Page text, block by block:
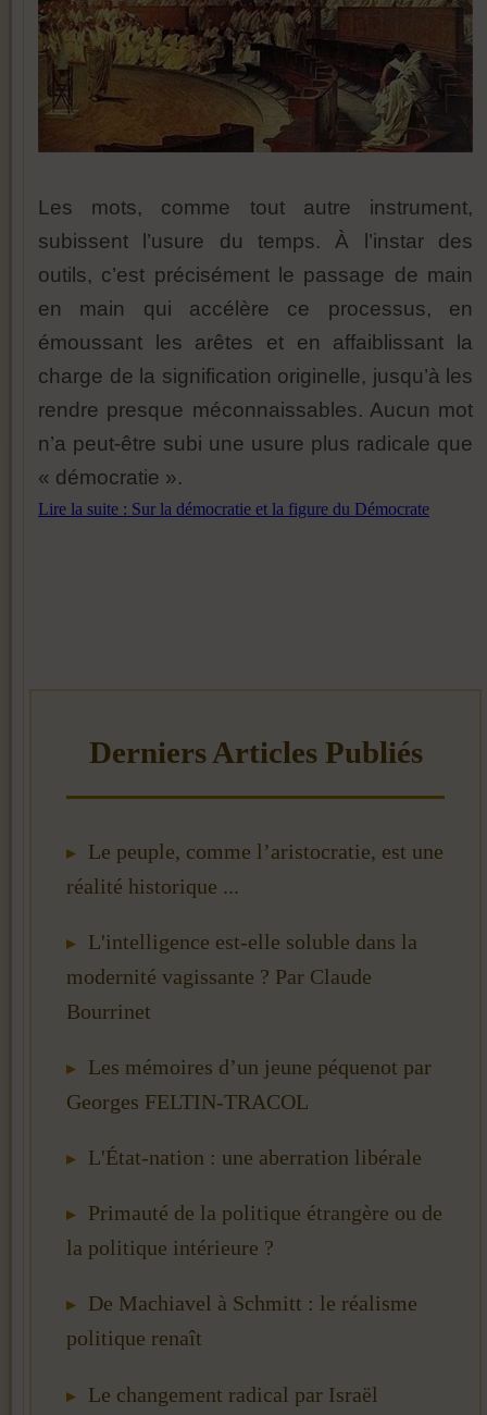
Les mots, comme tout autre instrument,
subissent l’usure du temps. À l’instar des
outils, c’est précisément le passage de main
en main qui accélère ce processus, en
émoussant les arêtes et en affaiblissant la
charge de la signification originelle, jusqu’à les
rendre presque méconnaissables. Aucun mot
n’a peut-être subi une usure plus radicale que
« démocratie ».
Lire la suite : Sur la démocratie et la figure du Démocrate
Le peuple, comme l’aristocratie, est une
réalité historique ...
L'intelligence est-elle soluble dans la
modernité vagissante ? Par Claude
Bourrinet
Les mémoires d’un jeune péquenot par
Georges FELTIN-TRACOL
L'État-nation : une aberration libérale
Primauté de la politique étrangère ou de
la politique intérieure ?
De Machiavel à Schmitt : le réalisme
politique renaît
Le changement radical par Israël